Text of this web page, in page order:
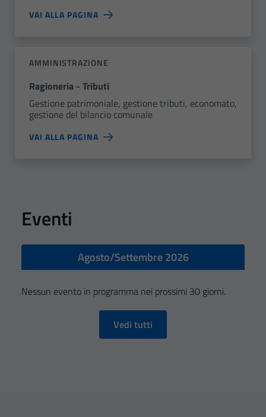
VAI ALLA PAGINA
AMMINISTRAZIONE
Ragioneria - Tributi
Gestione patrimoniale, gestione tributi, economato,
gestione del bilancio comunale
VAI ALLA PAGINA
Eventi
Agosto/Settembre 2026
Nessun evento in programma nei prossimi 30 giorni.
Vedi tutti